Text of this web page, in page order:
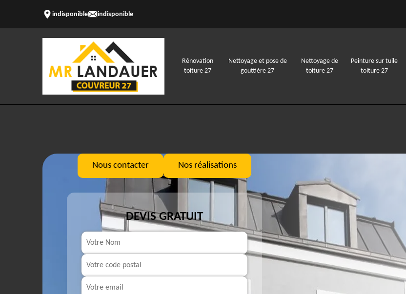
indisponible indisponible
Rénovation
toiture 27
Nettoyage et pose de
gouttière 27
Nettoyage de
toiture 27
Peinture sur tuile
toiture 27
Nous contacter Nos réalisations
DEVIS GRATUIT